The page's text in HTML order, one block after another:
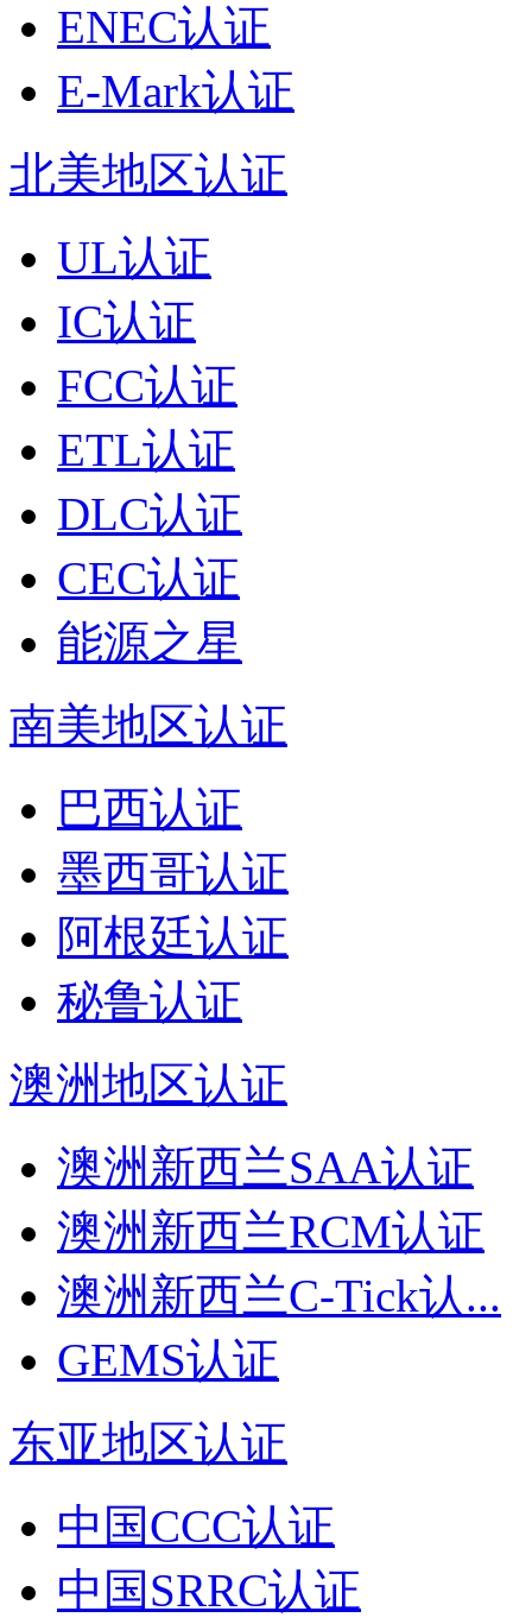
ENEC认证
E-Mark认证
北美地区认证
UL认证
IC认证
FCC认证
ETL认证
DLC认证
CEC认证
能源之星
南美地区认证
巴西认证
墨西哥认证
阿根廷认证
秘鲁认证
澳洲地区认证
澳洲新西兰SAA认证
澳洲新西兰RCM认证
澳洲新西兰C-Tick认...
GEMS认证
东亚地区认证
中国CCC认证
中国SRRC认证